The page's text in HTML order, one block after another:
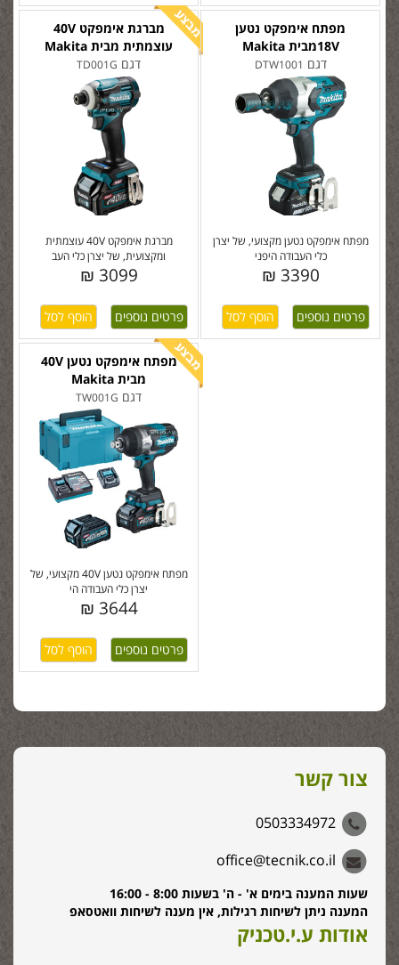
מברגת אימפקט 40V
עוצמתית מבית Makita
דגם TD001G
מברגת אימפקט 40V עוצמתית
ומקצועית, של יצרן כלי העב
3099 ₪
פרטים נוספים
מפתח אימפקט נטען
18Vמבית Makita
דגם DTW1001
מפתח אימפקט נטען מקצועי, של יצרן
כלי העבודה היפני
3390 ₪
פרטים נוספים
מפתח אימפקט נטען 40V
מבית Makita
דגם TW001G
מפתח אימפקט נטען 40V מקצועי, של
יצרן כלי העבודה הי
3644 ₪
פרטים נוספים
צור קשר
0503334972
office@tecnik.co.il
שעות המענה בימים א' - ה' בשעות 8:00 - 16:00
המענה ניתן לשיחות רגילות, אין מענה לשיחות וואטסאפ
אודות ע.י.טכניק